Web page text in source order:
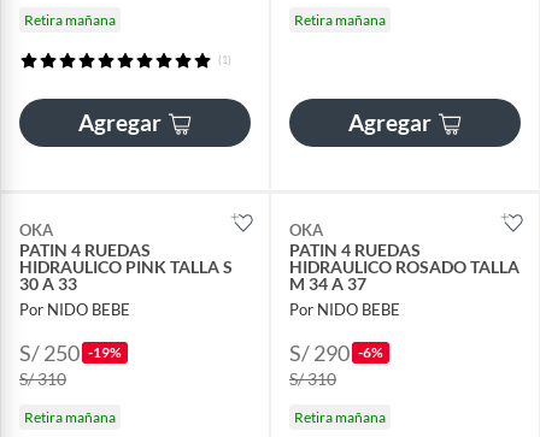
Retira mañana
(1)
Agregar
Retira mañana
Agregar
OKA
PATIN 4 RUEDAS
HIDRAULICO PINK TALLA S
30 A 33
Por NIDO BEBE
S/ 250 -19%
S/ 310
Retira mañana
OKA
PATIN 4 RUEDAS
HIDRAULICO ROSADO TALLA
M 34 A 37
Por NIDO BEBE
S/ 290 -6%
S/ 310
Retira mañana